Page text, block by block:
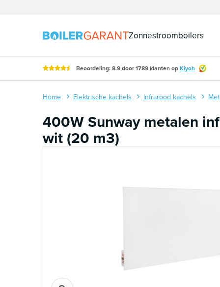
Zonnestroomboilers
Beoordeling: 8.9 door 1789 klanten opKiyoh
Home Elektrische kachels Infrarood kachels
400W Sunway metalen
wit (20 m3)